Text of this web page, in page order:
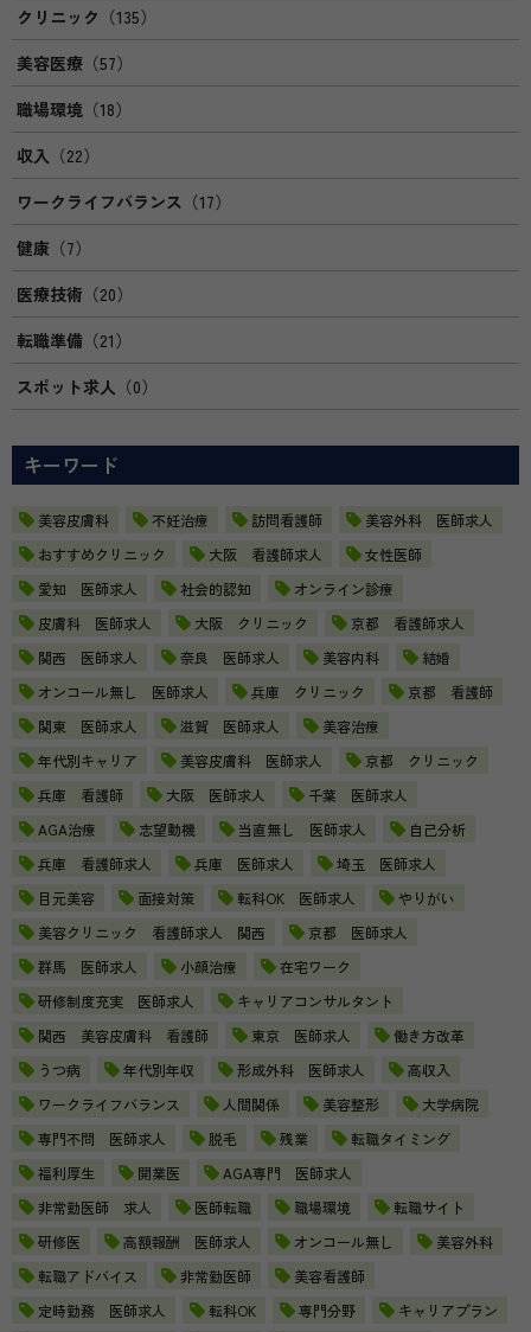
クリニック （135）
美容医療 （57）
職場環境 （18）
収入 （22）
ワークライフバランス （17）
健康 （7）
医療技術 （20）
転職準備 （21）
スポット求人 （0）
キーワード
美容皮膚科 不妊治療 訪問看護師
美容外科 医師求人
おすすめクリニック
大阪 看護師求人
女性医師
愛知 医師求人
社会的認知
オンライン診療
皮膚科 医師求人
大阪 クリニック
京都 看護師求人
関西 医師求人
奈良 医師求人 美容内科
結婚
オンコール無し 医師求人
兵庫 クリニック
京都 看護師
関東 医師求人
滋賀 医師求人
美容治療
年代別キャリア
美容皮膚科 医師求人
京都 クリニック
兵庫 看護師
大阪 医師求人
千葉 医師求人
AGA治療
志望動機 当直無し 医師求人
自己分析
兵庫 看護師求人
兵庫 医師求人
埼玉 医師求人
目元美容
面接対策 転科OK 医師求人
やりがい
美容クリニック 看護師求人 関西
京都 医師求人
群馬 医師求人
小顔治療
在宅ワーク
研修制度充実 医師求人
キャリアコンサルタント
関西 美容皮膚科 看護師
東京 医師求人
働き方改革
うつ病
年代別年収 形成外科 医師求人
高収入
ワークライフバランス
人間関係 美容整形
大学病院
専門不問 医師求人
脱毛 残業
転職タイミング
福利厚生
開業医
AGA専門 医師求人
非常勤医師 求人
医師転職 職場環境
転職サイト
研修医
高額報酬 医師求人 オンコール無し
美容外科
転職アドバイス
非常勤医師
美容看護師
定時勤務 医師求人
転科OK 専門分野
キャリアプラン